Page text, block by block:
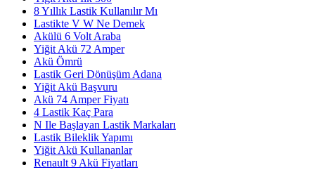
8 Yıllık Lastik Kullanılır Mı
Lastikte V W Ne Demek
Akülü 6 Volt Araba
Yiğit Akü 72 Amper
Akü Ömrü
Lastik Geri Dönüşüm Adana
Yiğit Akü Başvuru
Akü 74 Amper Fiyatı
4 Lastik Kaç Para
N Ile Başlayan Lastik Markaları
Lastik Bileklik Yapımı
Yiğit Akü Kullananlar
Renault 9 Akü Fiyatları